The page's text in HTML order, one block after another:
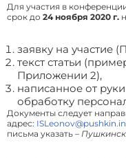
Для участия в
срок до 24 ноября 2020 г.
заявку на участие
текст статьи
Приложении 2),
написанное от
обработку
Документы следует
адрес:
письма указать –